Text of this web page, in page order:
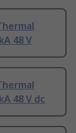
48 V
48 V dc